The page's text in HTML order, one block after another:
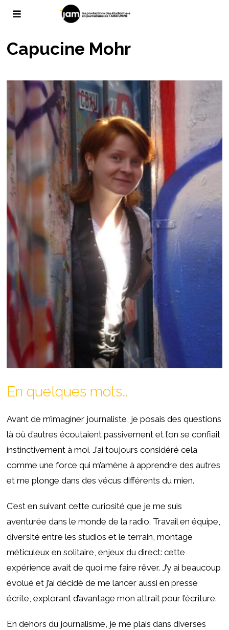
Capucine Mohr
En quelques mots…
Avant de m’imaginer journaliste, je posais des questions
là où d’autres écoutaient passivement et l’on se confiait
instinctivement à moi. J’ai toujours considéré cela
comme une force qui m’amène à apprendre des autres
et me plonge dans des vécus différents du mien.
C’est en suivant cette curiosité que je me suis
aventurée dans le monde de la radio. Travail en équipe,
diversité entre les studios et le terrain, montage
méticuleux en solitaire, enjeux du direct: cette
expérience avait de quoi me faire rêver. J’y ai beaucoup
évolué et j’ai décidé de me lancer aussi en presse
écrite, explorant d’avantage mon attrait pour l’écriture.
En dehors du journalisme, je me plais dans diverses